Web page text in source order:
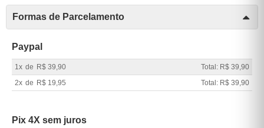
Formas de Parcelamento
Paypal
1x de R$ 39,90
Total: R$ 39,90
2x de R$ 19,95 Total: R$ 39,90
Pix 4X sem juros